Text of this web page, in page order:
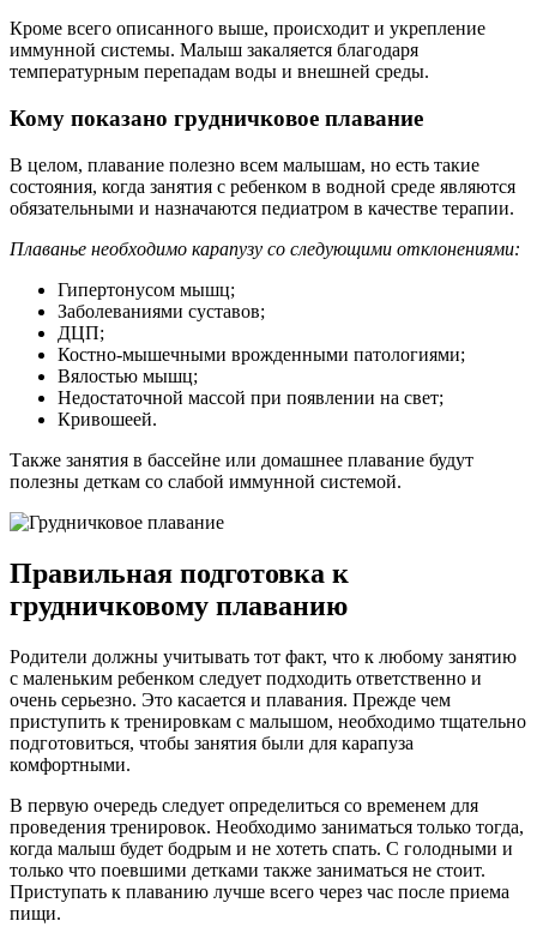
Кроме всего описанного выше, происходит и укрепление
иммунной системы. Малыш закаляется благодаря
температурным перепадам воды и внешней среды.
Кому показано грудничковое плавание
В целом, плавание полезно всем малышам, но есть такие
состояния, когда занятия с ребенком в водной среде являются
обязательными и назначаются педиатром в качестве терапии.
Плаванье необходимо карапузу со следующими отклонениями:
Гипертонусом мышц;
Заболеваниями суставов;
ДЦП;
Костно-мышечными врожденными патологиями;
Вялостью мышц;
Недостаточной массой при появлении на свет;
Кривошеей.
Также занятия в бассейне или домашнее плавание будут
полезны деткам со слабой иммунной системой.
Правильная подготовка к
грудничковому плаванию
Родители должны учитывать тот факт, что к любому занятию
с маленьким ребенком следует подходить ответственно и
очень серьезно. Это касается и плавания. Прежде чем
приступить к тренировкам с малышом, необходимо тщательно
подготовиться, чтобы занятия были для карапуза
комфортными.
В первую очередь следует определиться со временем для
проведения тренировок. Необходимо заниматься только тогда,
когда малыш будет бодрым и не хотеть спать. С голодными и
только что поевшими детками также заниматься не стоит.
Приступать к плаванию лучше всего через час после приема
пищи.